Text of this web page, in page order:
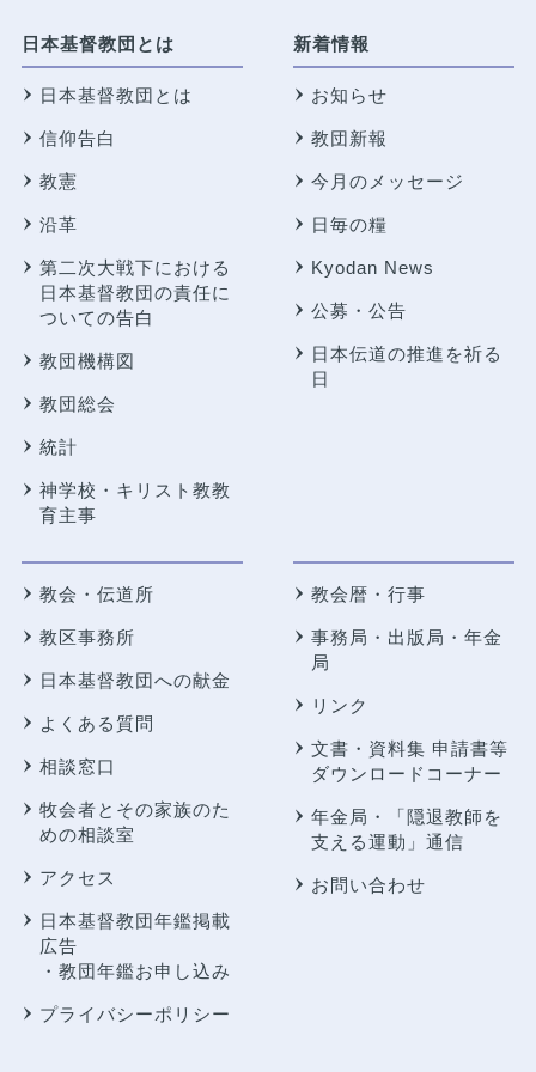
日本基督教団とは
日本基督教団とは
信仰告白
教憲
沿革
第二次大戦下における
日本基督教団の責任に
ついての告白
教団機構図
教団総会
統計
神学校・キリスト教教
育主事
新着情報
お知らせ
教団新報
今月のメッセージ
日毎の糧
Kyodan News
公募・公告
日本伝道の推進を祈る
日
教会・伝道所
教区事務所
日本基督教団への献金
よくある質問
相談窓口
牧会者とその家族のた
めの相談室
アクセス
日本基督教団年鑑掲載
広告
・教団年鑑お申し込み
プライバシーポリシー
教会暦・行事
事務局・出版局・年金
局
リンク
文書・資料集 申請書等
ダウンロードコーナー
年金局・
「隠退教師を
支える運動」通信
お問い合わせ